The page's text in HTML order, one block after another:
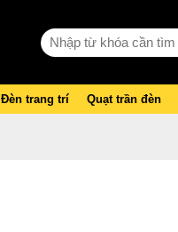
Đèn trang trí Quạt trần đèn